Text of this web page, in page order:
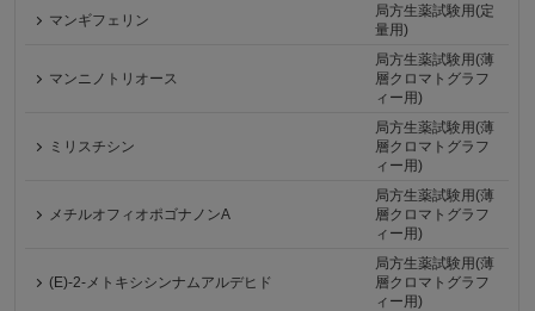
マンギフェリン
局方生薬試験用(定
量用)
マンニノトリオース
局方生薬試験用(薄
層クロマトグラフ
ィー用)
ミリスチシン
局方生薬試験用(薄
層クロマトグラフ
ィー用)
メチルオフィオポゴナノンA
局方生薬試験用(薄
層クロマトグラフ
ィー用)
(E)-2-メトキシシンナムアルデヒド
局方生薬試験用(薄
層クロマトグラフ
ィー用)